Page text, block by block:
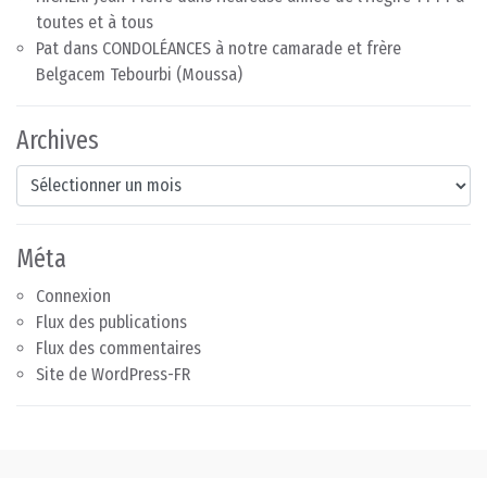
toutes et à tous
Pat dans CONDOLÉANCES à notre camarade et frère
Belgacem Tebourbi (Moussa)
Archives
Archives
Méta
Connexion
Flux des publications
Flux des commentaires
Site de WordPress-FR